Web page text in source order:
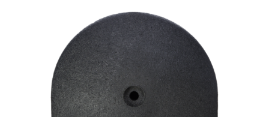
afbeeldingen-